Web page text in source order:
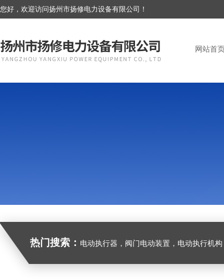
您好，欢迎访问扬州市扬修电力设备有限公司！
网站首
热门搜索： 电动执行器，阀门电动装置，电动执行机构，阀门驱动装置，电动头，角行